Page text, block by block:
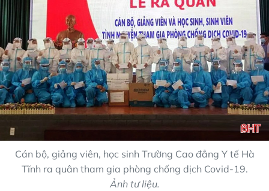
Cán bộ, giảng viên, học sinh Trường Cao đẳng Y tế Hà
Tĩnh ra quân tham gia phòng chống dịch Covid-19.
Ảnh tư liệu.